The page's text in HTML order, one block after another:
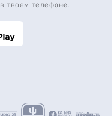
твоем телефоне.